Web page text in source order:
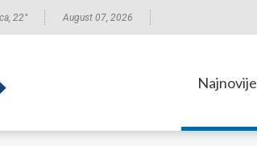
22° August 07, 2026
Najnovije